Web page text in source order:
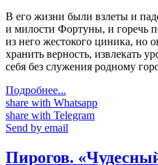
В его жизни были взлеты и
и милости Фортуны, и горечь
из него жестокого циника, но
хранить верность, извлекать
себя без служения родному
Подробнее...
share with Whatsapp
share with Telegram
Send by email
Пирогов.